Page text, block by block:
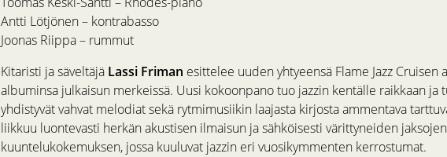
Antti Lötjönen – kontrabasso
Joonas Riippa – rummut
Kitaristi ja säveltäjäLassi Friman esittelee uuden yhtyeensä Flame Jazz Cruisen
albuminsa julkaisun merkeissä. Uusi kokoonpano tuo jazzin kentälle raikkaan ja
yhdistyvät vahvat melodiat sekä rytmimusiikin laajasta kirjosta ammentava
liikkuu luontevasti herkän akustisen ilmaisun ja sähköisesti värittyneiden
kuuntelukokemuksen, jossa kuuluvat jazzin eri vuosikymmenten kerrostumat.